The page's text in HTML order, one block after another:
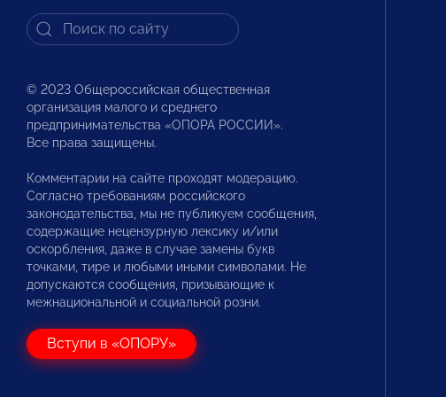
© 2023 Общероссийская общественная
организация малого и среднего
предпринимательства «ОПОРА РОССИИ».
Все права защищены.
Комментарии на сайте проходят модерацию.
Согласно требованиям российского
законодательства, мы не публикуем сообщения,
содержащие нецензурную лексику и/или
оскорбления, даже в случае замены букв
точками, тире и любыми иными символами. Не
допускаются сообщения, призывающие к
межнациональной и социальной розни.
Вступи в «ОПОРУ»